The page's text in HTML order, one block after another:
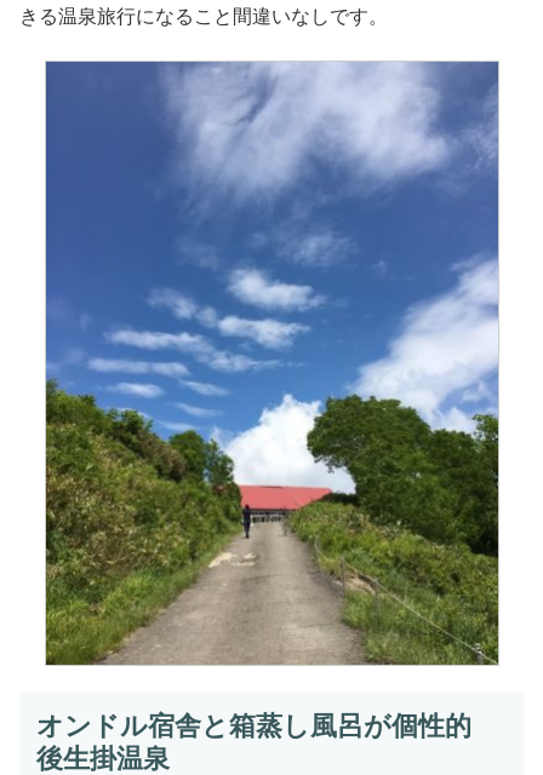
きる温泉旅行になること間違いなしです。
オンドル宿舎と箱蒸し風呂が個性的
後生掛温泉